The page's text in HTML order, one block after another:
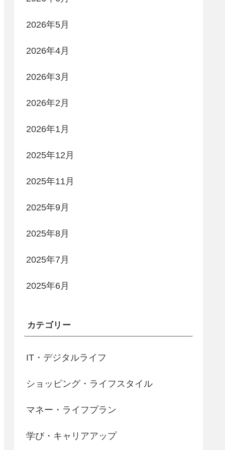
2026年5月
2026年4月
2026年3月
2026年2月
2026年1月
2025年12月
2025年11月
2025年9月
2025年8月
2025年7月
2025年6月
カテゴリー
IT・デジタルライフ
ショッピング・ライフスタイル
マネー・ライフプラン
学び・キャリアアップ